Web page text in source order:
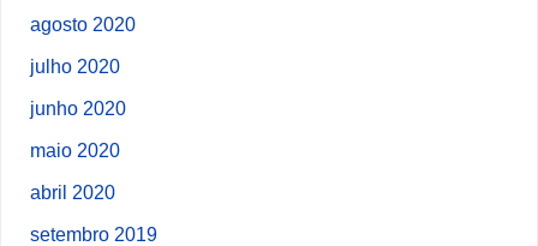
agosto 2020
julho 2020
junho 2020
maio 2020
abril 2020
setembro 2019